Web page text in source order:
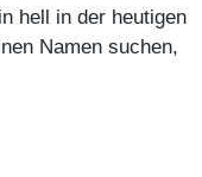
hell in der heutigen
Namen suchen,